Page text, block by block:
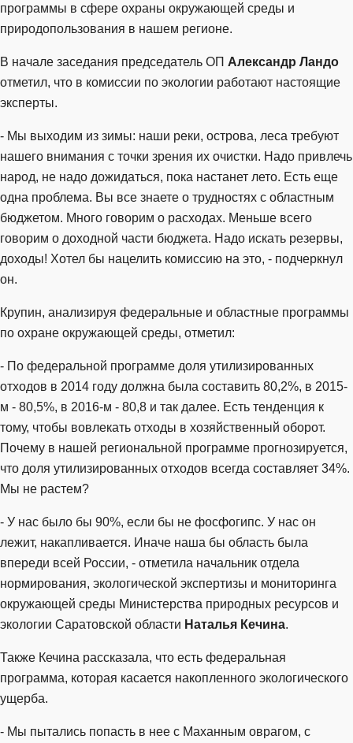
программы в сфере охраны окружающей среды и
природопользования в нашем регионе.
В начале заседания председатель ОП Александр Ландо
отметил, что в комиссии по экологии работают настоящие
эксперты.
- Мы выходим из зимы: наши реки, острова, леса требуют
нашего внимания с точки зрения их очистки. Надо привлечь
народ, не надо дожидаться, пока настанет лето. Есть еще
одна проблема. Вы все знаете о трудностях с областным
бюджетом. Много говорим о расходах. Меньше всего
говорим о доходной части бюджета. Надо искать резервы,
доходы! Хотел бы нацелить комиссию на это, - подчеркнул
он.
Крупин, анализируя федеральные и областные программы
по охране окружающей среды, отметил:
- По федеральной программе доля утилизированных
отходов в 2014 году должна была составить 80,2%, в 2015-
м - 80,5%, в 2016-м - 80,8 и так далее. Есть тенденция к
тому, чтобы вовлекать отходы в хозяйственный оборот.
Почему в нашей региональной программе прогнозируется,
что доля утилизированных отходов всегда составляет 34%.
Мы не растем?
- У нас было бы 90%, если бы не фосфогипс. У нас он
лежит, накапливается. Иначе наша бы область была
впереди всей России, - отметила начальник отдела
нормирования, экологической экспертизы и мониторинга
окружающей среды Министерства природных ресурсов и
экологии Саратовской области Наталья Кечина.
Также Кечина рассказала, что есть федеральная
программа, которая касается накопленного экологического
ущерба.
- Мы пытались попасть в нее с Маханным оврагом, с